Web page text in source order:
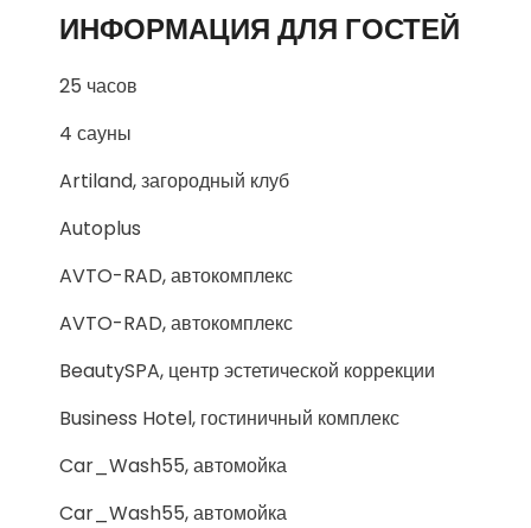
ИНФОРМАЦИЯ ДЛЯ ГОСТЕЙ
25 часов
4 сауны
Artiland, загородный клуб
Autoplus
AVTO-RAD, автокомплекс
AVTO-RAD, автокомплекс
BeautySPA, центр эстетической коррекции
Business Hotel, гостиничный комплекс
Car_Wash55, автомойка
Car_Wash55, автомойка